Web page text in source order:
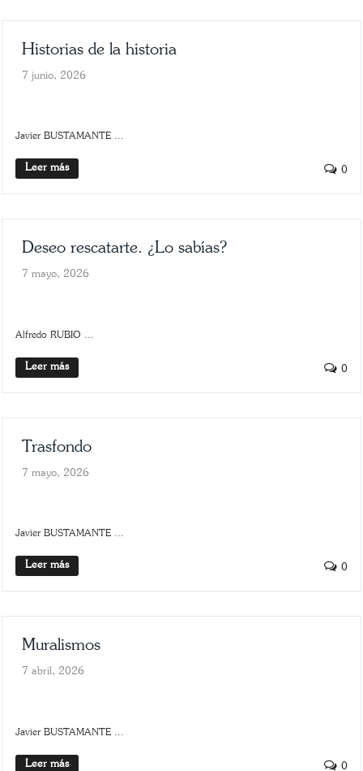
Historias de la historia
7 junio, 2026
Javier BUSTAMANTE ...
Leer más 0
Deseo rescatarte. ¿Lo sabías?
7 mayo, 2026
Alfredo RUBIO ...
Leer más 0
Trasfondo
7 mayo, 2026
Javier BUSTAMANTE ...
Leer más 0
Muralismos
7 abril, 2026
Javier BUSTAMANTE ...
Leer más 0